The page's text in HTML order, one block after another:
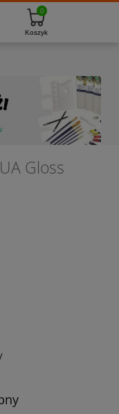
Gloss
8:00 - 16:00